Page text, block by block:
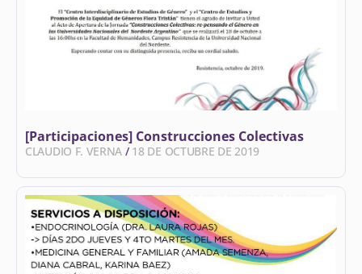
[Participaciones] Construcciones Colectivas
CLAUDIO F. VERNA 18 DE OCTUBRE DE 2019